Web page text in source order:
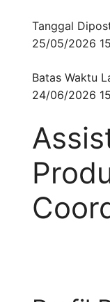
Tanggal
25/05/2026
Batas Waktu
24/06/2026